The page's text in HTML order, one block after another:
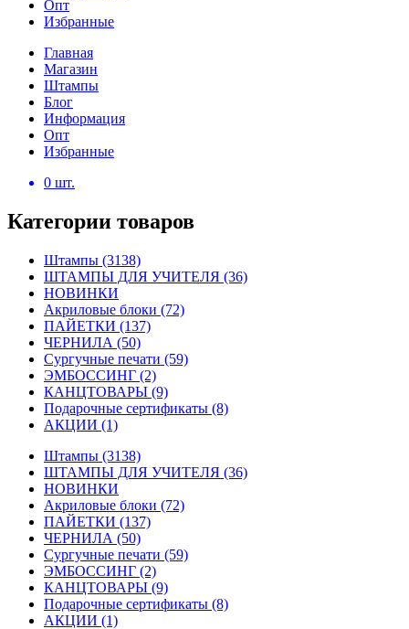
Опт
Избранные
Главная
Магазин
Штампы
Блог
Информация
Опт
Избранные
0 шт.
Категории товаров
Штампы (3138)
ШТАМПЫ ДЛЯ УЧИТЕЛЯ (36)
НОВИНКИ
Акриловые блоки (72)
ПАЙЕТКИ (137)
ЧЕРНИЛА (50)
Сургучные печати (59)
ЭМБОССИНГ (2)
КАНЦТОВАРЫ (9)
Подарочные сертификаты (8)
АКЦИИ (1)
Штампы (3138)
ШТАМПЫ ДЛЯ УЧИТЕЛЯ (36)
НОВИНКИ
Акриловые блоки (72)
ПАЙЕТКИ (137)
ЧЕРНИЛА (50)
Сургучные печати (59)
ЭМБОССИНГ (2)
КАНЦТОВАРЫ (9)
Подарочные сертификаты (8)
АКЦИИ (1)